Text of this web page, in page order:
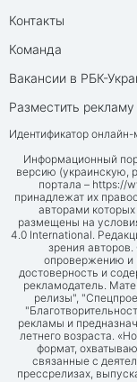
Контакты
Команда
Вакансии в РБК-
Разместить рекламу
Идентификатор
Информационный
версию (украинскую,
портала – https://
принадлежат их
авторами
размещены на
4.0 International.
зрения
опровержению и
достоверность и
рекламодатель.
релизы",
рекламы и
летнего возраста.
формат,
связанные с
прессрелизах,